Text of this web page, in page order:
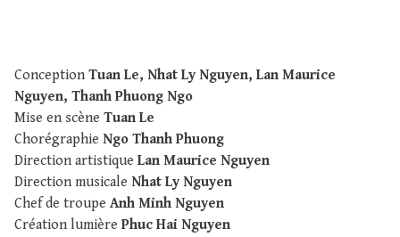
Conception Tuan Le, Nhat Ly Nguyen, Lan Maurice
Nguyen, Thanh Phuong Ngo
Mise en scène Tuan Le
Chorégraphie Ngo Thanh Phuong
Direction artistique Lan Maurice Nguyen
Direction musicale Nhat Ly Nguyen
Chef de troupe Anh Minh Nguyen
Création lumière Phuc Hai Nguyen